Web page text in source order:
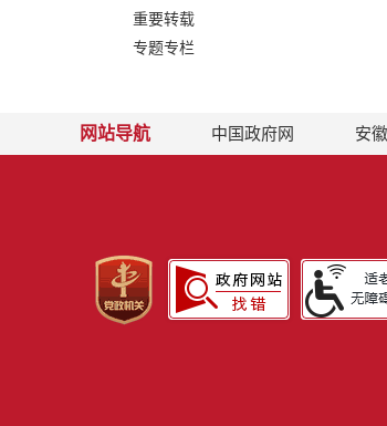
重要转载
专题专栏
网站导航 中国政府网 安